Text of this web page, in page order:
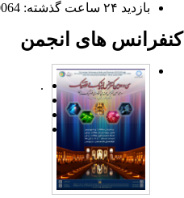
بازدید ۲۴ ساعت گذشته: 30064 بازدید
های انجمن
.